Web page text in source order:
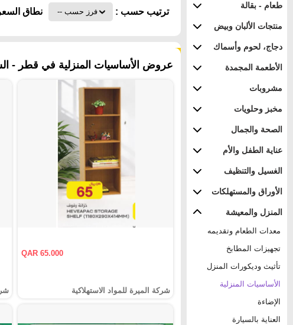
طعام - بقالة
منتجات الألبان وبيض
دجاج، لحوم وأسماك
الأطعمة المجمدة
مشروبات
مخبز وحلويات
الصحة والجمال
عناية الطفل والأم
الغسيل والتنظيف
الأوراق والمستهلكات
المنزل والمعيشة
معدات الطعام وتقديمه
تجهيزات المطابخ
تأثيث وديكورات المنزل
الأساسيات المنزلية
الإضاءة
العناية بالسيارة
ترتيب حسب : نطاق
عروض الأساسيات المنزلية في قطر -
QAR 65.000
شركة الميرة للمواد الاستهلاكية